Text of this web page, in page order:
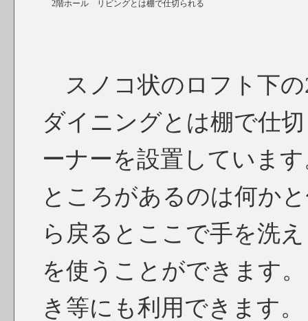
2階ホール リビングとは棚で仕切られる
スノコ状のロフト下の
ダイニングとは棚で仕
ーナーを設置していま
ところがあるのは何か
ら戻るとここで手を洗
を使うことができます
き等にも利用できます。